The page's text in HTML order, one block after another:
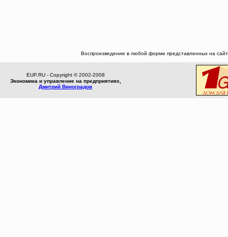
Воспроизведение в любой форме представленных на
EUP.RU - Copyright © 2002-2008
Экономика и управление на предприятиях,
Дмитрий Виноградов